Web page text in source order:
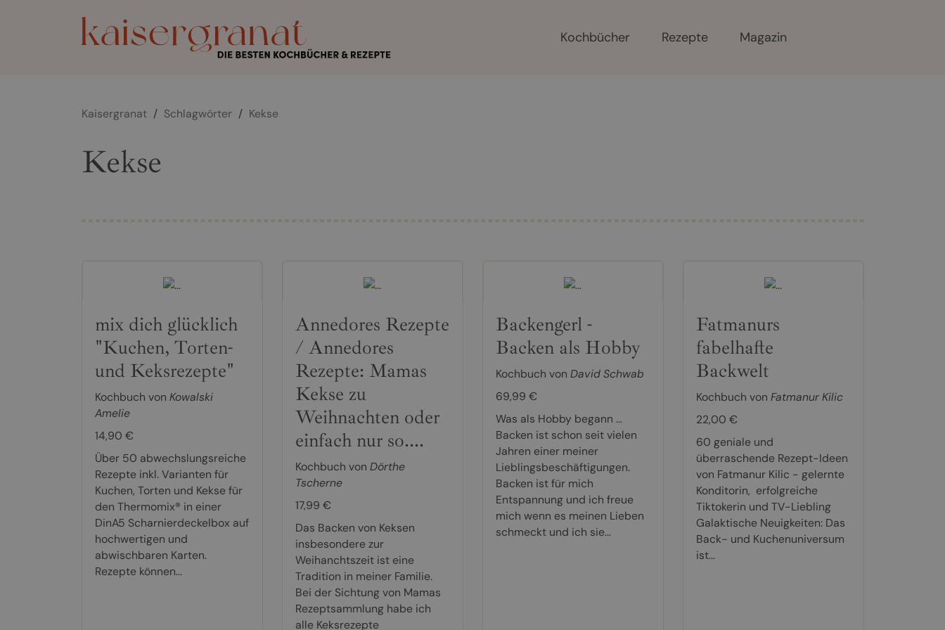
Kochbücher Rezepte Magazin
Kaisergranat / Schlagwörter / Kekse
Kekse
mix dich glücklich
"Kuchen, Torten-
und Keksrezepte"
Kochbuch von Kowalski
Amelie
14,90 €
Über 50 abwechslungsreiche
Rezepte inkl. Varianten für
Kuchen, Torten und Kekse für
den Thermomix® in einer
DinA5 Scharnierdeckelbox auf
hochwertigen und
abwischbaren Karten.
Rezepte können...
Annedores Rezepte
/ Annedores
Rezepte: Mamas
Kekse zu
Weihnachten oder
einfach nur so....
Kochbuch von Dörthe
Tscherne
17,99 €
Das Backen von Keksen
insbesondere zur
Weihanchtszeit ist eine
Tradition in meiner Familie.
Bei der Sichtung von Mamas
Rezeptsammlung habe ich
alle Keksrezepte
Backengerl -
Backen als Hobby
Kochbuch von David Schwab
69,99 €
Was als Hobby begann ...
Backen ist schon seit vielen
Jahren einer meiner
Lieblingsbeschäftigungen.
Backen ist für mich
Entspannung und ich freue
mich wenn es meinen Lieben
schmeckt und ich sie...
Fatmanurs
fabelhafte
Backwelt
Kochbuch von Fatmanur Kilic
22,00 €
60 geniale und
überraschende Rezept-Ideen
von Fatmanur Kilic - gelernte
Konditorin, erfolgreiche
Tiktokerin und TV-Liebling
Galaktische Neuigkeiten: Das
Back- und Kuchenuniversum
ist...